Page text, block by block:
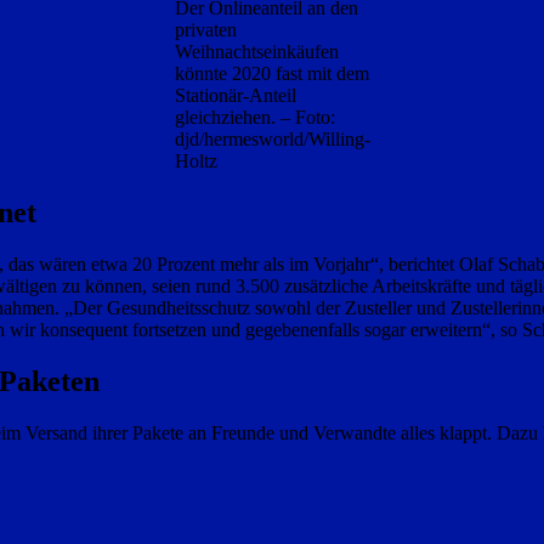
Der Onlineanteil an den
privaten
Weihnachtseinkäufen
könnte 2020 fast mit dem
Stationär-Anteil
gleichziehen. – Foto:
djd/hermesworld/Willing-
Holtz
wären etwa 20 Prozent mehr als im Vorjahr“, berichtet Olaf
zu können, seien rund 3.500 zusätzliche Arbeitskräfte und
„Der Gesundheitsschutz sowohl der Zusteller und
konsequent fortsetzen und gegebenenfalls sogar erweitern“, so
Versand ihrer Pakete an Freunde und Verwandte alles klappt.